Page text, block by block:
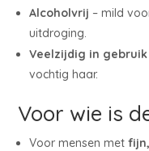
Alcoholvrij – mild
uitdroging.
Veelzijdig in gebruik
vochtig haar.
Voor wie is
Voor mensen met